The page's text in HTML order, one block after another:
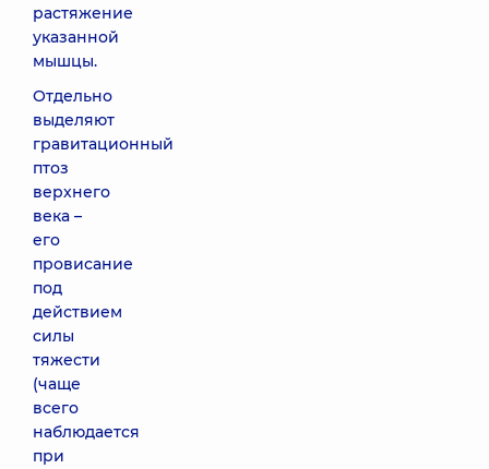
растяжение
указанной
мышцы.
Отдельно
выделяют
гравитационный
птоз
верхнего
века –
его
провисание
под
действием
силы
тяжести
(чаще
всего
наблюдается
при